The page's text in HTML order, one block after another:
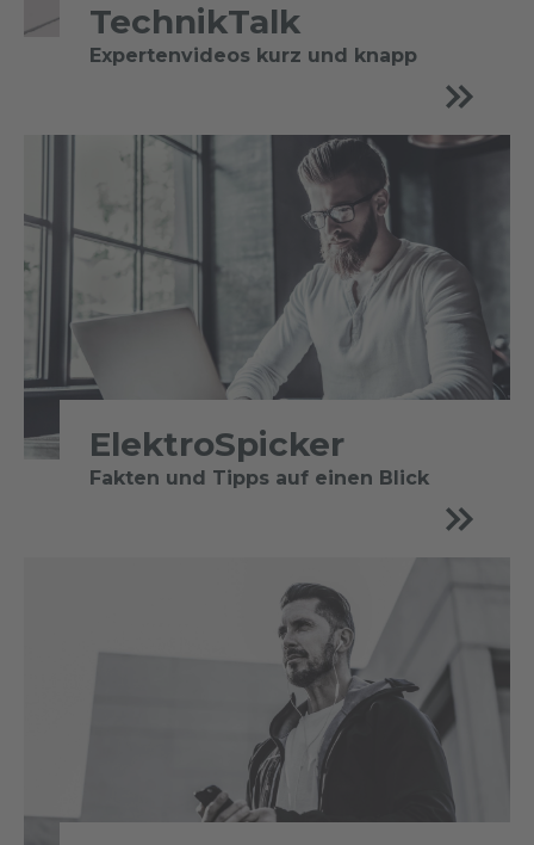
TechnikTalk
Expertenvideos kurz und knapp
ElektroSpicker
Fakten und Tipps auf einen Blick